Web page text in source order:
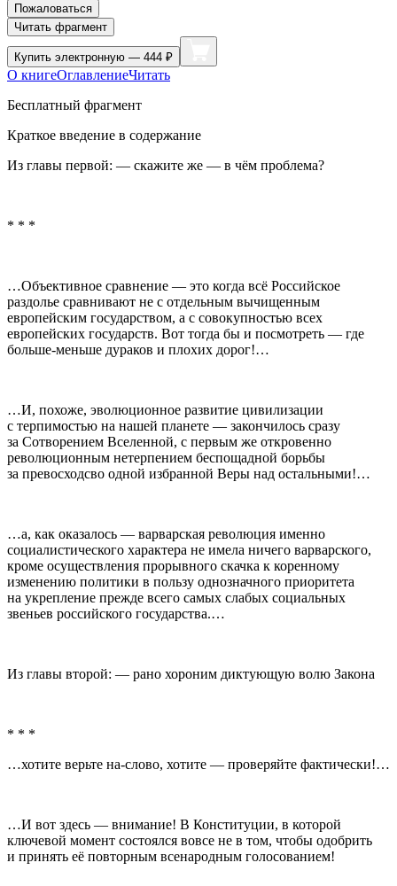
Пожаловаться
Читать фрагмент
Купить электронную — 444 ₽
О книгеОглавлениеЧитать
Бесплатный фрагмент
Краткое введение в содержание
Из главы первой: — скажите же — в чём проблема?
* * *
…Объективное сравнение — это когда всё Российское
раздолье сравнивают не с отдельным вычищенным
европейским государством, а с совокупностью всех
европейских государств. Вот тогда бы и посмотреть — где
больше-меньше дураков и плохих дорог!…
…И, похоже, эволюционное развитие цивилизации
с терпимостью на нашей планете — закончилось сразу
за Сотворением Вселенной, с первым же откровенно
революционным нетерпением беспощадной борьбы
за превосходсво одной избранной Веры над остальными!…
…а, как оказалось — варварская революция именно
социалистического характера не имела ничего варварского,
кроме осуществления прорывного скачка к коренному
изменению политики в пользу однозначного приоритета
на укрепление прежде всего самых слабых социальных
звеньев российского государства.…
Из главы второй: — рано хороним диктующую волю Закона
* * *
…хотите верьте на-слово, хотите — проверяйте фактически!…
…И вот здесь — внимание! В Конституции, в которой
ключевой момент состоялся вовсе не в том, чтобы одобрить
и принять её повторным всенародным голосованием!